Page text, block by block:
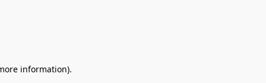
information).